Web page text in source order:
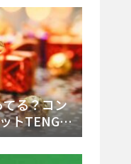
る？コン
トTENGA
陳列場所